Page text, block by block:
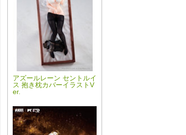
アズールレーン セントルイ
ス 抱き枕カバーイラストV
er.